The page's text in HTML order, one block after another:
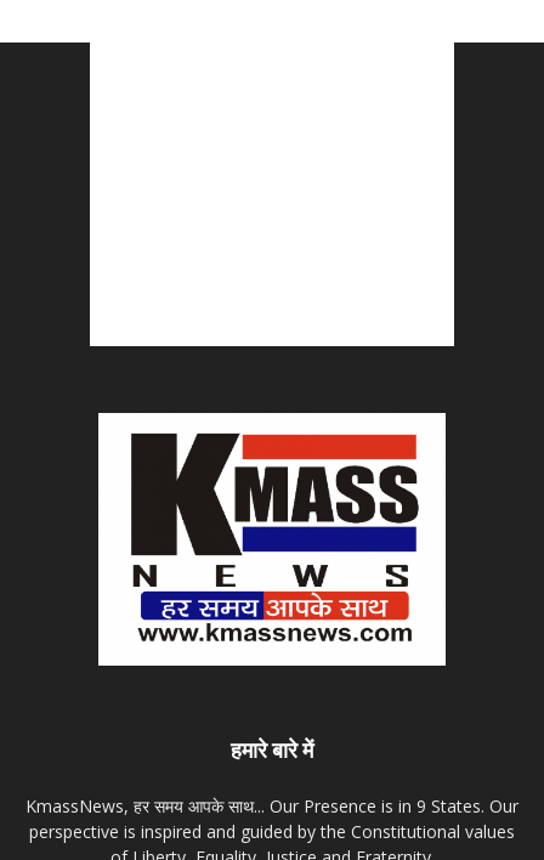
हमारे बारे में
KmassNews, हर समय आपके साथ... Our Presence is in 9 States. Our
perspective is inspired and guided by the Constitutional values